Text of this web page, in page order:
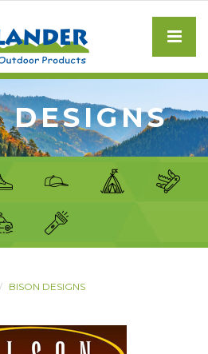
DESIGNS
BISON DESIGNS